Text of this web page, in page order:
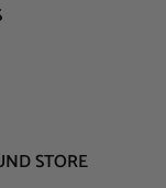
STORE